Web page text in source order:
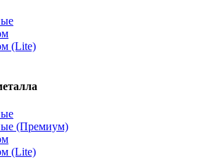
(Lite)
(Премиум)
(Lite)